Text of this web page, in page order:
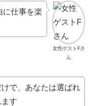
女性ゲストFさ
ん
に仕事を楽
で、あなたは選ばれ
す